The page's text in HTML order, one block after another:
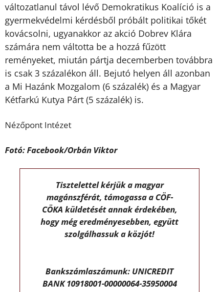
változatlanul távol lévő Demokratikus Koalíció is a
gyermekvédelmi kérdésből próbált politikai tőkét
kovácsolni, ugyanakkor az akció Dobrev Klára
számára nem váltotta be a hozzá fűzött
reményeket, miután pártja decemberben továbbra
is csak 3 százalékon áll. Bejutó helyen áll azonban
a Mi Hazánk Mozgalom (6 százalék) és a Magyar
Kétfarkú Kutya Párt (5 százalék) is.
Nézőpont Intézet
Fotó: Facebook/Orbán Viktor
Tisztelettel kérjük a magyar
magánszférát, támogassa a CÖF-
CÖKA küldetését annak érdekében,
hogy még eredményesebben, együtt
szolgálhassuk a közjót!
Bankszámlaszámunk: UNICREDIT
BANK 10918001-00000064-35950004